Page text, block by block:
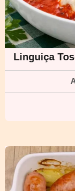
Linguiça